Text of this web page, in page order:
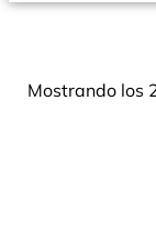
Mostrando los